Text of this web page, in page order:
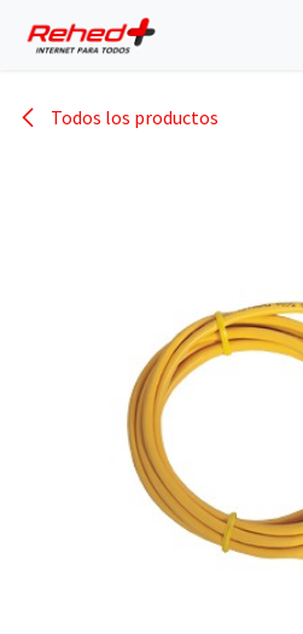
Todos los productos